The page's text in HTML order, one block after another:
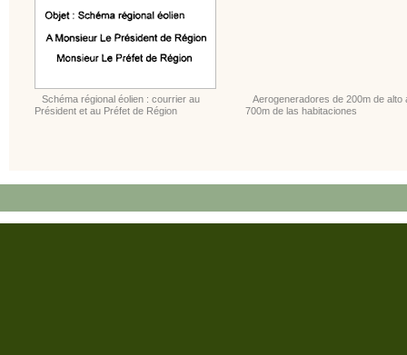
Schéma régional éolien : courrier au
Président et au Préfet de Région
Aerogeneradores de 200m de alto
700m de las habitaciones